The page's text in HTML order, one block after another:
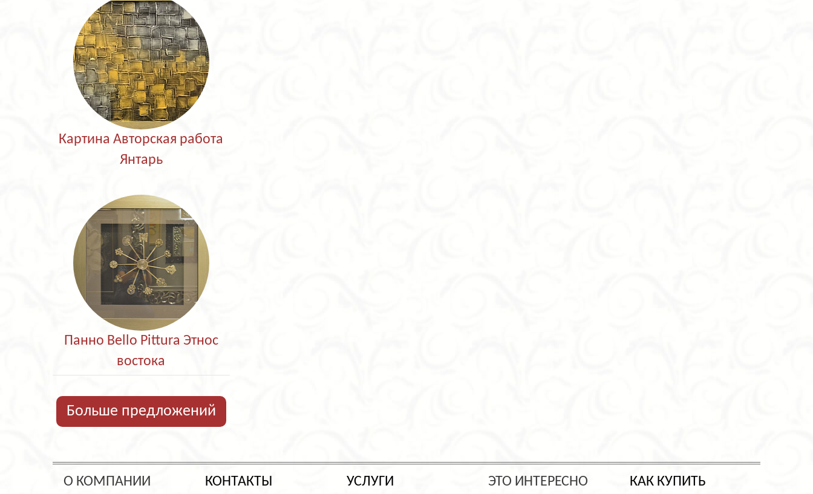
Картина Авторская работа
Янтарь
Панно Bello Pittura Этнос
востока
Больше предложений
О КОМПАНИИ КОНТАКТЫ УСЛУГИ ЭТО ИНТЕРЕСНО КАК КУПИТЬ